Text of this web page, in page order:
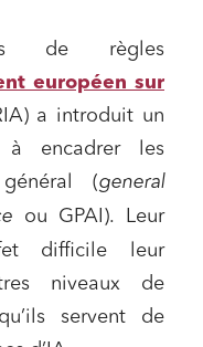
de règles
européen sur
a introduit un
à encadrer les
(general
ou GPAI). Leur
difficile leur
niveaux de
servent de